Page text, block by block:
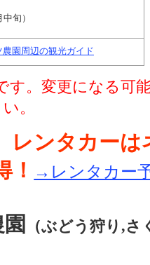
旬）
園周辺の観光ガイド
す。変更になる可
。
レンタカー
！
→レンタカー
（ぶどう狩り,